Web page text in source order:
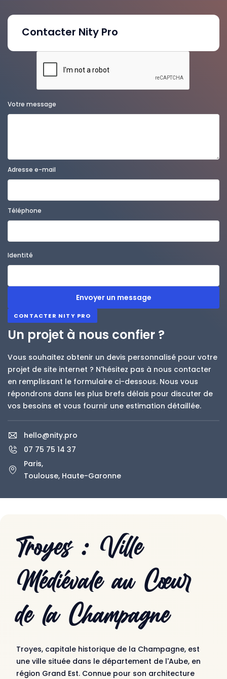
CONTACTER NITY PRO
Un projet à nous confier ?
Vous souhaitez obtenir un devis personnalisé pour votre
projet de site internet ? N'hésitez pas à nous contacter
en remplissant le formulaire ci-dessous. Nous vous
répondrons dans les plus brefs délais pour discuter de
vos besoins et vous fournir une estimation détaillée.
hello@nity.pro
07 75 75 14 37
Paris,
Toulouse, Haute-Garonne
Contacter Nity Pro
Identité
Téléphone
Adresse e-mail
Votre message
Envoyer un message
Troyes : Ville
Médiévale au Cœur
de la Champagne
Troyes, capitale historique de la Champagne, est
une ville située dans le département de l'Aube, en
région Grand Est. Connue pour son architecture